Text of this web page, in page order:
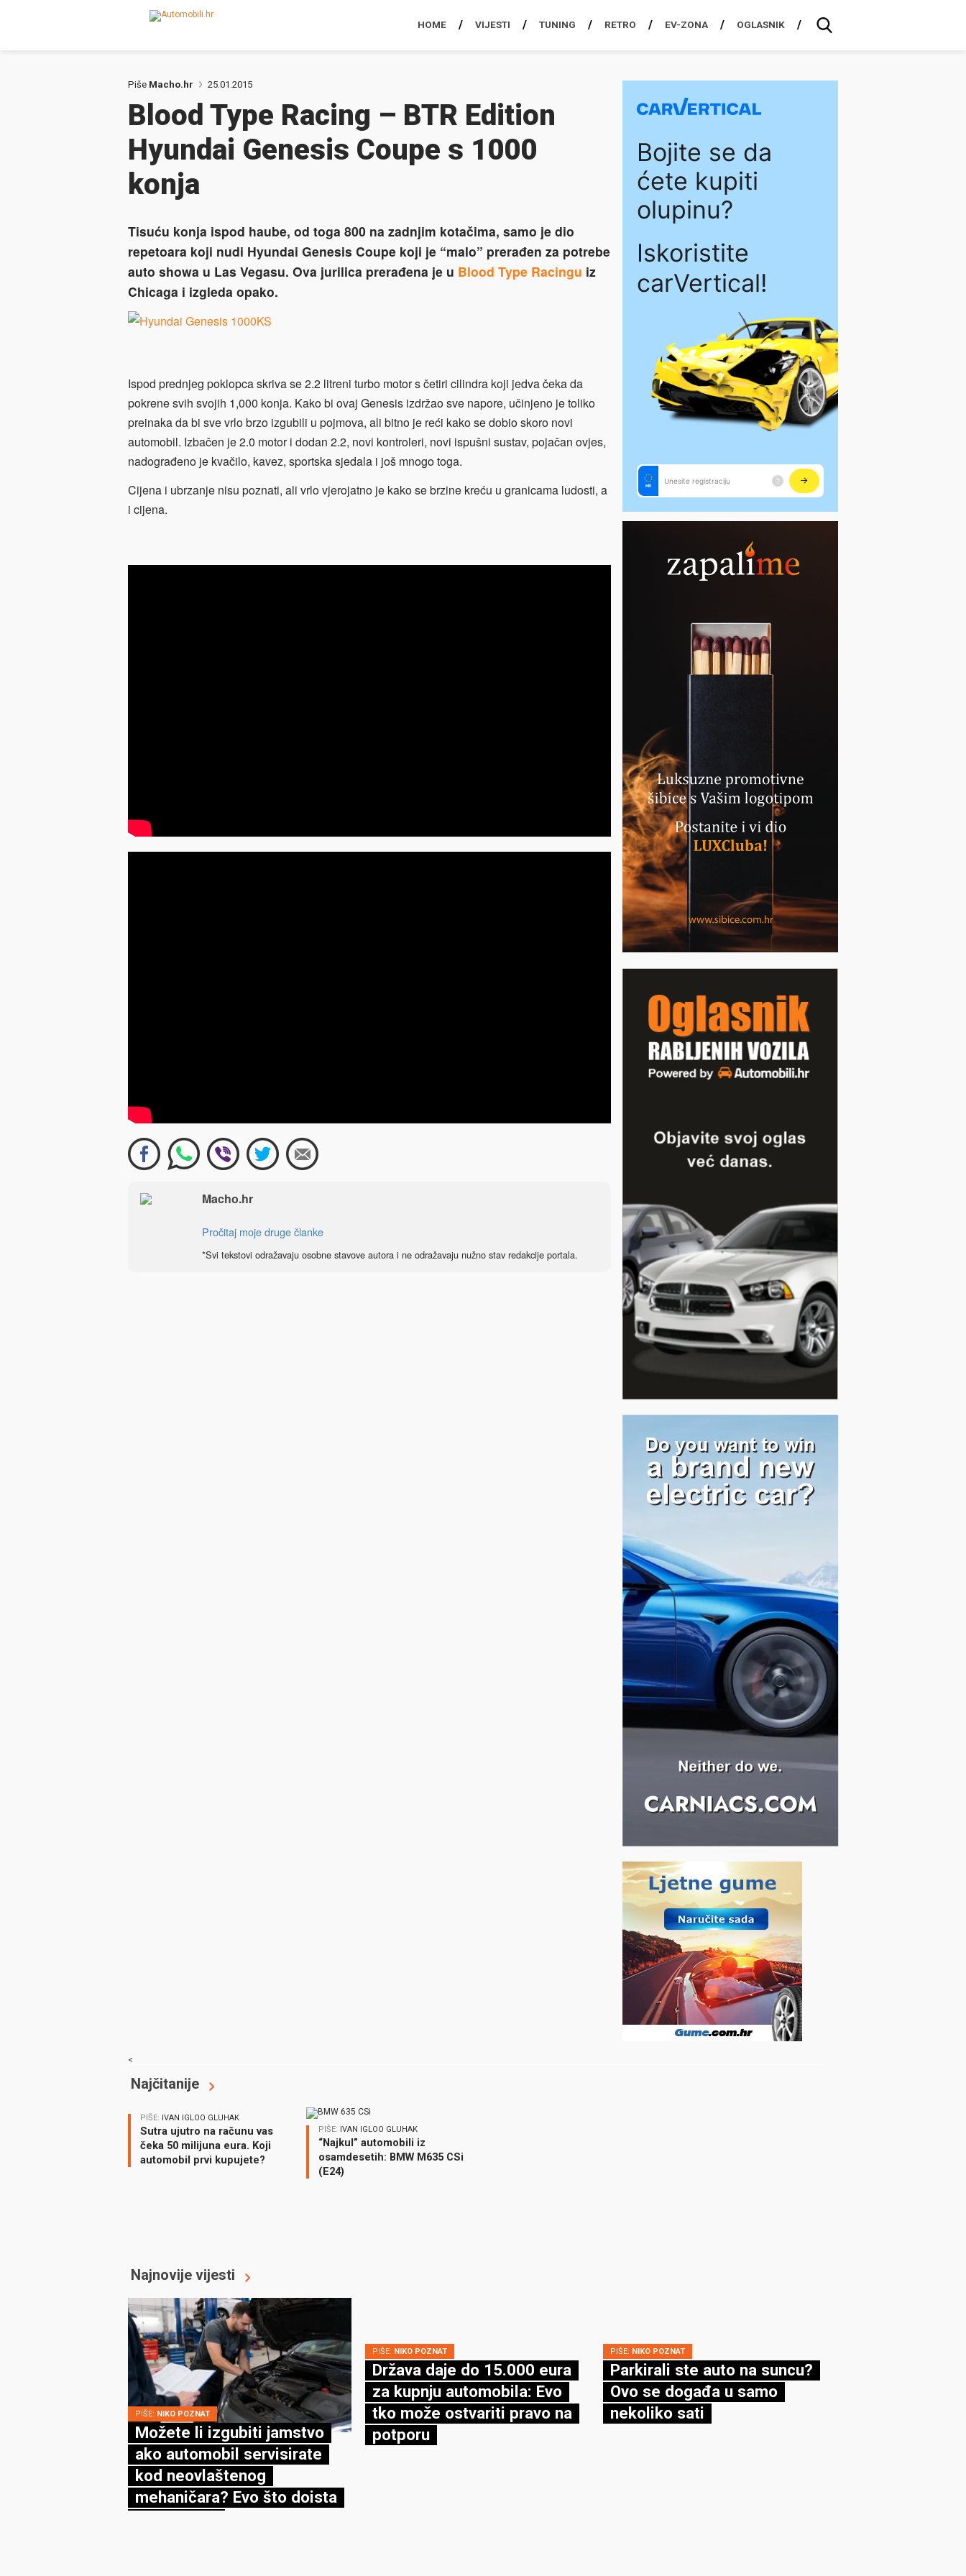
HOME VIJESTI TUNING RETRO EV-ZONA OGLASNIK
Piše Macho.hr 25.01.2015
Blood Type Racing – BTR Edition
Hyundai Genesis Coupe s 1000
konja
Tisuću konja ispod haube, od toga 800 na zadnjim kotačima, samo je dio
repetoara koji nudi Hyundai Genesis Coupe koji je “malo” prerađen za potrebe
auto showa u Las Vegasu. Ova jurilica prerađena je u Blood Type Racingu iz
Chicaga i izgleda opako.
Ispod prednjeg poklopca skriva se 2.2 litreni turbo motor s četiri cilindra koji jedva čeka da
pokrene svih svojih 1,000 konja. Kako bi ovaj Genesis izdržao sve napore, učinjeno je toliko
preinaka da bi sve vrlo brzo izgubili u pojmova, ali bitno je reći kako se dobio skoro novi
automobil. Izbačen je 2.0 motor i dodan 2.2, novi kontroleri, novi ispušni sustav, pojačan ovjes,
nadograđeno je kvačilo, kavez, sportska sjedala i još mnogo toga.
Cijena i ubrzanje nisu poznati, ali vrlo vjerojatno je kako se brzine kreću u granicama ludosti, a
i cijena.
Macho.hr
Pročitaj moje druge članke
*Svi tekstovi odražavaju osobne stavove autora i ne odražavaju nužno stav redakcije portala.
<
Najčitanije
PIŠE: IVAN IGLOO GLUHAK
Sutra ujutro na računu vas
čeka 50 milijuna eura. Koji
automobil prvi kupujete?
PIŠE: IVAN IGLOO GLUHAK
“Najkul” automobili iz
osamdesetih: BMW M635 CSi
(E24)
Najnovije vijesti
PIŠE: NIKO POZNAT
Možete li izgubiti jamstvo
ako automobil servisirate
kod neovlaštenog
mehaničara? Evo što doista
PIŠE: NIKO POZNAT
Država daje do 15.000 eura
za kupnju automobila: Evo
tko može ostvariti pravo na
potporu
PIŠE: NIKO POZNAT
Parkirali ste auto na suncu?
Ovo se događa u samo
nekoliko sati